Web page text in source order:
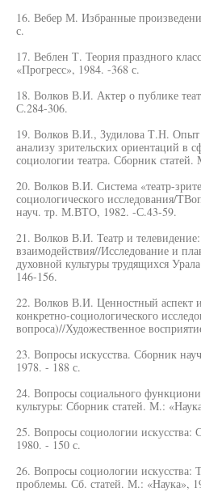
16. Вебер М. Избранные
с.
17. Веблен Т. Теория праздного
«Прогресс», 1984. -368 с.
18. Волков В.И. Актер о публике
С.284-306.
19. Волков В.И., Зудилова Т.Н. Опыт
анализу зрительских ориентаций в
социологии театра. Сборник
20. Волков В.И. Система «театр-
социологического исследования/
науч. тр. М.ВТО, 1982. -С.43-59.
21. Волков В.И. Театр и
взаимодействия//Исследование и
духовной культуры трудящихся
146-156.
22. Волков В.И. Ценностный аспект
конкретно-социологического
вопроса)//Художественное
23. Вопросы искусства. Сборник
1978. - 188 с.
24. Вопросы социального
культуры: Сборник статей. М.:
25. Вопросы социологии
1980. - 150 с.
26. Вопросы социологии искусства:
проблемы. Сб. статей. М.: «Наука»,